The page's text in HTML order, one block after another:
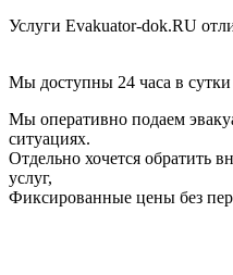
Услуги Evakuator-dok.RU
Мы доступны 24 часа в сутки
Мы оперативно подаем
ситуациях.
Отдельно хочется обратить
услуг,
Фиксированные цены без